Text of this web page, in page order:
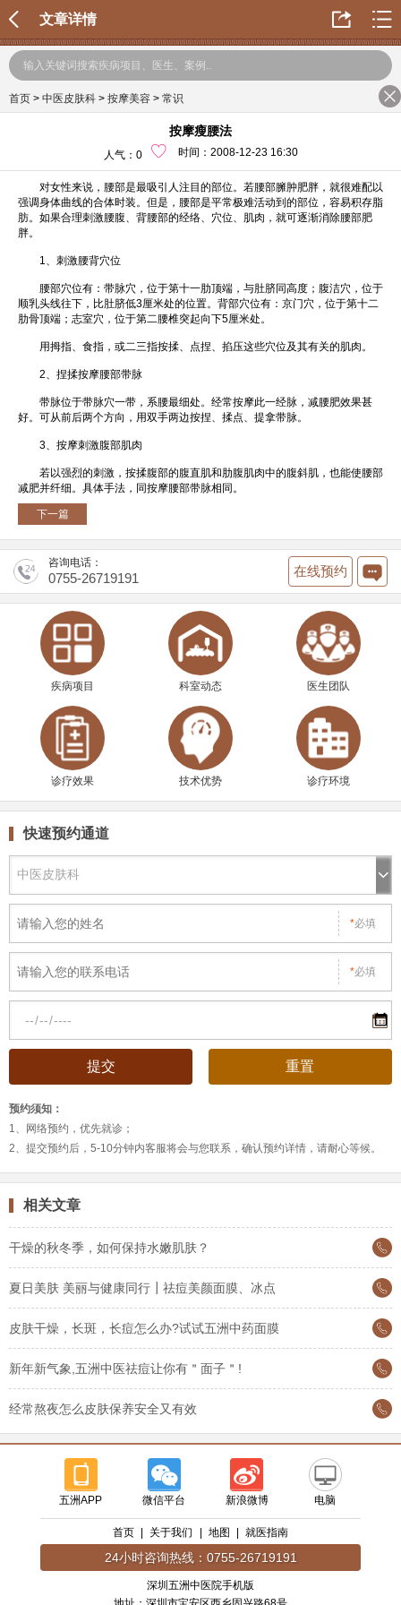
文章详情
首页 > 中医皮肤科 > 按摩美容 > 常识
按摩瘦腰法
人气： 0 时间：2008-12-23 16:30
对女性来说，腰部是最吸引人注目的部位。若腰部臃肿肥胖，就很难配以
强调身体曲线的合体时装。但是，腰部是平常极难活动到的部位，容易积存脂
肪。如果合理刺激腰腹、背腰部的经络、穴位、肌肉，就可逐渐消除腰部肥
胖。
1、刺激腰背穴位
腰部穴位有：带脉穴，位于第十一肋顶端，与肚脐同高度；腹洁穴，位于
顺乳头线往下，比肚脐低3厘米处的位置。背部穴位有：京门穴，位于第十二
肋骨顶端；志室穴，位于第二腰椎突起向下5厘米处。
用拇指、食指，或二三指按揉、点捏、掐压这些穴位及其有关的肌肉。
2、捏揉按摩腰部带脉
带脉位于带脉穴一带，系腰最细处。经常按摩此一经脉，减腰肥效果甚
好。可从前后两个方向，用双手两边按捏、揉点、提拿带脉。
3、按摩刺激腹部肌肉
若以强烈的刺激，按揉腹部的腹直肌和肋腹肌肉中的腹斜肌，也能使腰部
减肥并纤细。具体手法，同按摩腰部带脉相同。
下一篇
咨询电话：
0755-26719191 在线预约
疾病项目 科室动态 医生团队
诊疗效果 技术优势 诊疗环境
快速预约通道
*必填
*必填
预约须知：
1、网络预约，优先就诊；
2、提交预约后，5-10分钟内客服将会与您联系，确认预约详情，请耐心等候。
相关文章
干燥的秋冬季，如何保持水嫩肌肤？
夏日美肤 美丽与健康同行┃祛痘美颜面膜、冰点
皮肤干燥，长斑，长痘怎么办?试试五洲中药面膜
新年新气象,五洲中医祛痘让你有＂面子＂!
经常熬夜怎么皮肤保养安全又有效
五洲APP 微信平台 新浪微博 电脑
首页 关于我们 地图 就医指南
24小时咨询热线：0755-26719191
深圳五洲中医院手机版